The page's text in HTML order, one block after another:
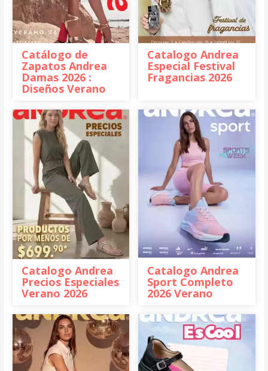
Catálogo de
Zapatos Andrea
Damas 2026 :
Diseños Verano
Catalogo Andrea
Especial Festival
Fragancias 2026
Catalogo Andrea
Precios Especiales
Verano 2026
Catalogo Andrea
Sport Completo
2026 Verano